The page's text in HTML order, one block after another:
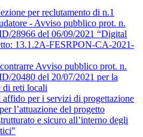
per reclutamento di n.1
- Avviso pubblico prot. n.
28966 del 06/09/2021 “Digital
13.1.2A-FESRPON-CA-2021-
Avviso pubblico prot. n.
20480 del 20/07/2021 per la
di reti locali
affido per i servizi di progettazione
l’attuazione del progetto
e sicuro all’interno degli